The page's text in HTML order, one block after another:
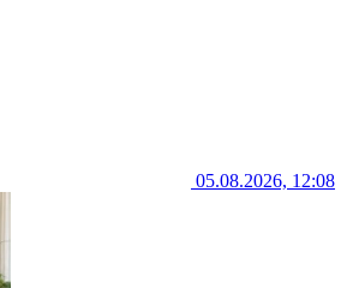
05.08.2026, 12:08